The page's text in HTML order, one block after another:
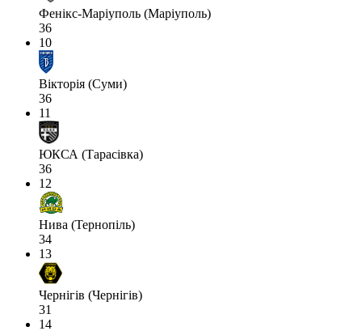
Фенікс-Маріуполь (Маріуполь)
36
10
Вікторія (Суми)
36
11
ЮКСА (Тарасівка)
36
12
Нива (Тернопіль)
34
13
Чернігів (Чернігів)
31
14